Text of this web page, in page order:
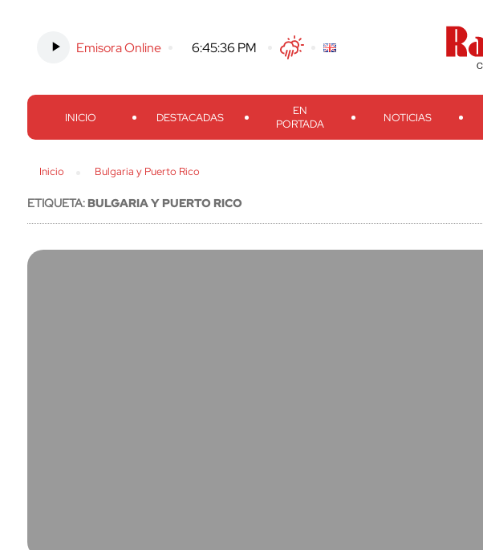
Emisora Online -6:45:37 PM TwitterFacebook
Threads
Instagram TelegramTeveo
INICIO DESTACADAS
EN
PORTADA
NOTICIAS
Inicio Bulgaria y Puerto Rico
ETIQUETA:BULGARIA Y PUERTO RICO